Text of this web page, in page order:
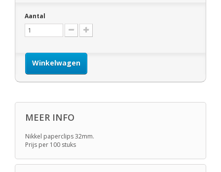
Aantal
Winkelwagen
MEER INFO
Nikkel paperclips 32mm.
Prijs per 100 stuks